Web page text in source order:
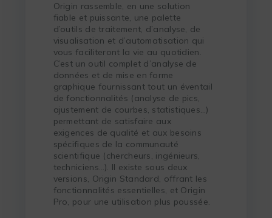
Origin rassemble, en une solution
fiable et puissante, une palette
d’outils de traitement, d’analyse, de
visualisation et d’automatisation qui
vous faciliteront la vie au quotidien.
C’est un outil complet d’analyse de
données et de mise en forme
graphique fournissant tout un éventail
de fonctionnalités (analyse de pics,
ajustement de courbes, statistiques…)
permettant de satisfaire aux
exigences de qualité et aux besoins
spécifiques de la communauté
scientifique (chercheurs, ingénieurs,
techniciens…). Il existe sous deux
versions, Origin Standard, offrant les
fonctionnalités essentielles, et Origin
Pro, pour une utilisation plus poussée.